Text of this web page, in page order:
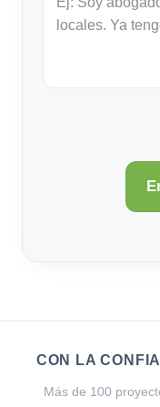
CON LA
Más de 100